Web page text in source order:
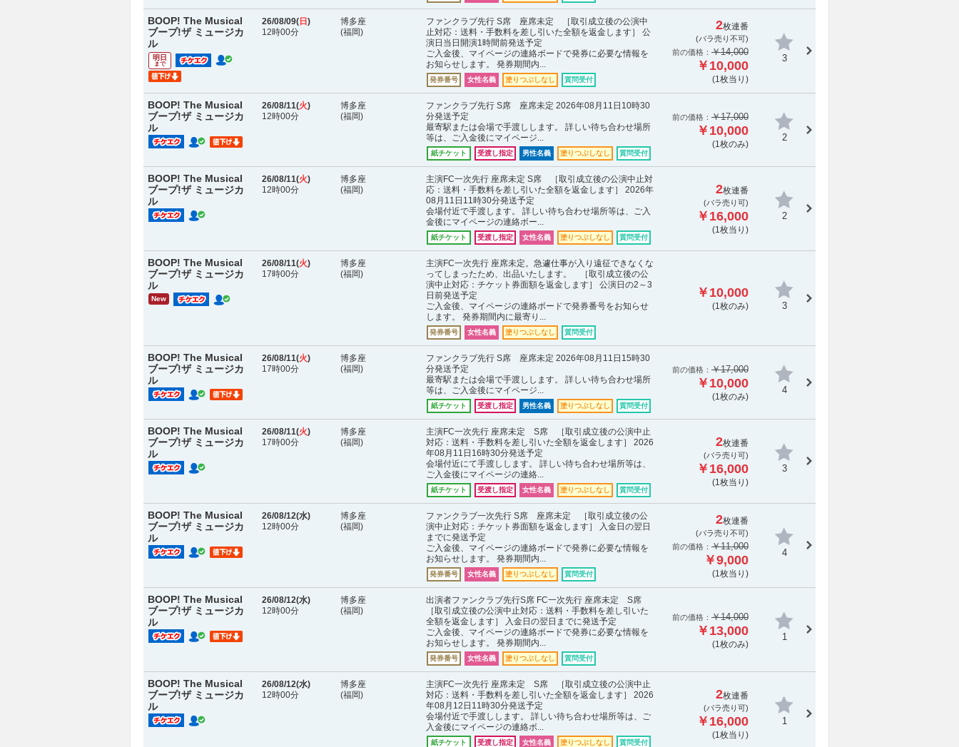
BOOP! The Musical
ブープ!ザ ミュージカ
ル
明日
まで
26/08/09( 日 )
12時00分
博多座
(福岡)
ファンクラブ先行 S席 座席未定 ［取引成立後の公演中
止対応：送料・手数料を差し引いた全額を返金します］ 公
演日当日開演1時間前発送予定
ご入金後、マイページの連絡ボードで発券に必要な情報を
お知らせします。 発券期間内...
発券番号 女性名義 塗りつぶしなし 質問受付
2枚連番
(バラ売り不可)
前の価格： ￥14,000
￥10,000
(1枚当り)
3
BOOP! The Musical
ブープ!ザ ミュージカ
ル
26/08/11(火)
12時00分
博多座
(福岡)
ファンクラブ先行 S席 座席未定 2026年08月11日10時30
分発送予定
最寄駅または会場で手渡しします。 詳しい待ち合わせ場所
等は、ご入金後にマイページ...
紙チケット 受渡し指定 男性名義 塗りつぶしなし 質問受付
前の価格： ￥17,000
￥10,000
(1枚のみ)
2
BOOP! The Musical
ブープ!ザ ミュージカ
ル
26/08/11(火)
12時00分
博多座
(福岡)
主演FC一次先行 座席未定 S席 ［取引成立後の公演中止対
応：送料・手数料を差し引いた全額を返金します］ 2026年
08月11日11時30分発送予定
会場付近で手渡します。 詳しい待ち合わせ場所等は、ご入
金後にマイページの連絡ボー...
紙チケット 受渡し指定 女性名義 塗りつぶしなし 質問受付
2枚連番
(バラ売り可)
￥16,000
(1枚当り)
2
BOOP! The Musical
ブープ!ザ ミュージカ
ル
New
26/08/11(火)
17時00分
博多座
(福岡)
主演FC一次先行 座席未定。急遽仕事が入り遠征できなくな
ってしまったため、出品いたします。 ［取引成立後の公
演中止対応：チケット券面額を返金します］ 公演日の2～3
日前発送予定
ご入金後、マイページの連絡ボードで発券番号をお知らせ
します。 発券期間内に最寄り...
発券番号 女性名義 塗りつぶしなし 質問受付
￥10,000
(1枚のみ) 3
BOOP! The Musical
ブープ!ザ ミュージカ
ル
26/08/11(火)
17時00分
博多座
(福岡)
ファンクラブ先行 S席 座席未定 2026年08月11日15時30
分発送予定
最寄駅または会場で手渡しします。 詳しい待ち合わせ場所
等は、ご入金後にマイページ...
紙チケット 受渡し指定 男性名義 塗りつぶしなし 質問受付
前の価格： ￥17,000
￥10,000
(1枚のみ)
4
BOOP! The Musical
ブープ!ザ ミュージカ
ル
26/08/11(火)
17時00分
博多座
(福岡)
主演FC一次先行 座席未定 S席 ［取引成立後の公演中止
対応：送料・手数料を差し引いた全額を返金します］ 2026
年08月11日16時30分発送予定
会場付近にて手渡しします。 詳しい待ち合わせ場所等は、
ご入金後にマイページの連絡...
紙チケット 受渡し指定 女性名義 塗りつぶしなし 質問受付
2枚連番
(バラ売り可)
￥16,000
(1枚当り)
3
BOOP! The Musical
ブープ!ザ ミュージカ
ル
26/08/12(水)
12時00分
博多座
(福岡)
ファンクラブ一次先行 S席 座席未定 ［取引成立後の公
演中止対応：チケット券面額を返金します］ 入金日の翌日
までに発送予定
ご入金後、マイページの連絡ボードで発券に必要な情報を
お知らせします。 発券期間内...
発券番号 女性名義 塗りつぶしなし 質問受付
2枚連番
(バラ売り不可)
前の価格： ￥11,000
￥9,000
(1枚当り)
4
BOOP! The Musical
ブープ!ザ ミュージカ
ル
26/08/12(水)
12時00分
博多座
(福岡)
出演者ファンクラブ先行S席 FC一次先行 座席未定 S席
［取引成立後の公演中止対応：送料・手数料を差し引いた
全額を返金します］ 入金日の翌日までに発送予定
ご入金後、マイページの連絡ボードで発券に必要な情報を
お知らせします。 発券期間内...
発券番号 女性名義 塗りつぶしなし 質問受付
前の価格： ￥14,000
￥13,000
(1枚のみ)
1
BOOP! The Musical
ブープ!ザ ミュージカ
ル
26/08/12(水)
12時00分
博多座
(福岡)
主演FC一次先行 座席未定 S席 ［取引成立後の公演中止
対応：送料・手数料を差し引いた全額を返金します］ 2026
年08月12日11時30分発送予定
会場付近で手渡しします。 詳しい待ち合わせ場所等は、ご
入金後にマイページの連絡ボ...
紙チケット 受渡し指定 女性名義 塗りつぶしなし 質問受付
2枚連番
(バラ売り可)
￥16,000
(1枚当り)
1